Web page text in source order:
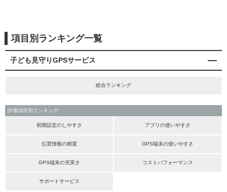
項目別ランキング一覧
子ども見守りGPSサービス
総合ランキング
評価項目別ランキング
初期設定のしやすさ アプリの使いやすさ
位置情報の精度 GPS端末の使いやすさ
GPS端末の充実さ コストパフォーマンス
サポートサービス